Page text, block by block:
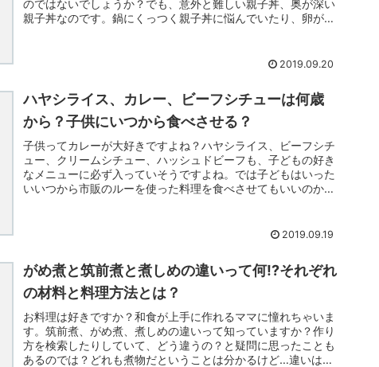
のではないでしょうか？でも、意外と難しい親子丼、奥が深い
親子丼なのです。鍋にくっつく親子丼に悩んでいたり、卵がう
2019.09.20
ハヤシライス、カレー、ビーフシチューは何歳
から？子供にいつから食べさせる？
子供ってカレーが大好きですよね？ハヤシライス、ビーフシチ
ュー、クリームシチュー、ハッシュドビーフも、子どもの好き
なメニューに必ず入っていそうですよね。では子どもはいった
いいつから市販のルーを使った料理を食べさせてもいいのか知
2019.09.19
がめ煮と筑前煮と煮しめの違いって何!?それぞれ
の材料と料理方法とは？
お料理は好きですか？和食が上手に作れるママに憧れちゃいま
す。筑前煮、がめ煮、煮しめの違いって知っていますか？作り
方を検索したりしていて、どう違うの？と疑問に思ったことも
あるのでは？どれも煮物だということは分かるけど…違いは分